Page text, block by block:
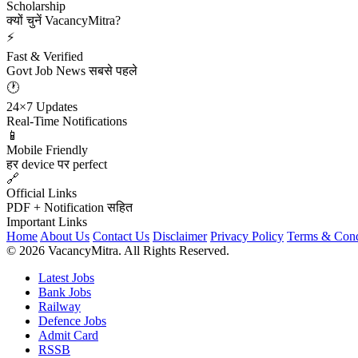
Scholarship
क्यों चुनें VacancyMitra?
⚡
Fast & Verified
Govt Job News सबसे पहले
🕐
24×7 Updates
Real-Time Notifications
📱
Mobile Friendly
हर device पर perfect
🔗
Official Links
PDF + Notification सहित
Important Links
Home About Us Contact Us Disclaimer Privacy Policy Terms &
© 2026 VacancyMitra. All Rights Reserved.
Latest Jobs
Bank Jobs
Railway
Defence Jobs
Admit Card
RSSB